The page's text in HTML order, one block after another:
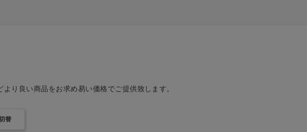
り良い商品をお求め易い価格でご提供致します。
替